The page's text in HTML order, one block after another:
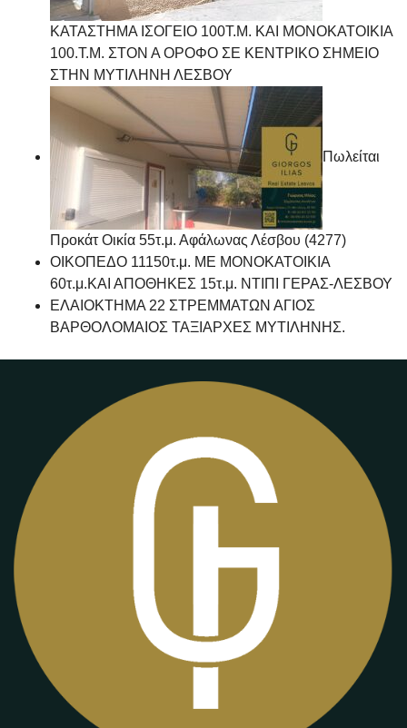
ΚΑΤΑΣΤΗΜΑ ΙΣΟΓΕΙΟ 100Τ.Μ. ΚΑΙ ΜΟΝΟΚΑΤΟΙΚΙΑ
100.Τ.Μ. ΣΤΟΝ Α ΟΡΟΦΟ ΣΕ ΚΕΝΤΡΙΚΟ ΣΗΜΕΙΟ
ΣΤΗΝ ΜΥΤΙΛΗΝΗ ΛΕΣΒΟΥ
Πωλείται
Προκάτ Οικία 55τ.μ. Αφάλωνας Λέσβου (4277)
ΟΙΚΟΠΕΔΟ 11150τ.μ. ΜΕ ΜΟΝΟΚΑΤΟΙΚΙΑ
60τ.μ.ΚΑΙ ΑΠΟΘΗΚΕΣ 15τ.μ. ΝΤΙΠΙ ΓΕΡΑΣ-ΛΕΣΒΟΥ
ΕΛΑΙΟΚΤΗΜΑ 22 ΣΤΡΕΜΜΑΤΩΝ ΑΓΙΟΣ
ΒΑΡΘΟΛΟΜΑΙΟΣ ΤΑΞΙΑΡΧΕΣ ΜΥΤΙΛΗΝΗΣ.